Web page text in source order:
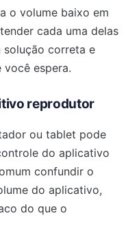
o volume baixo em
cada uma delas
solução correta e
espera.
reprodutor
ou tablet pode
do aplicativo
confundir o
do aplicativo,
do que o